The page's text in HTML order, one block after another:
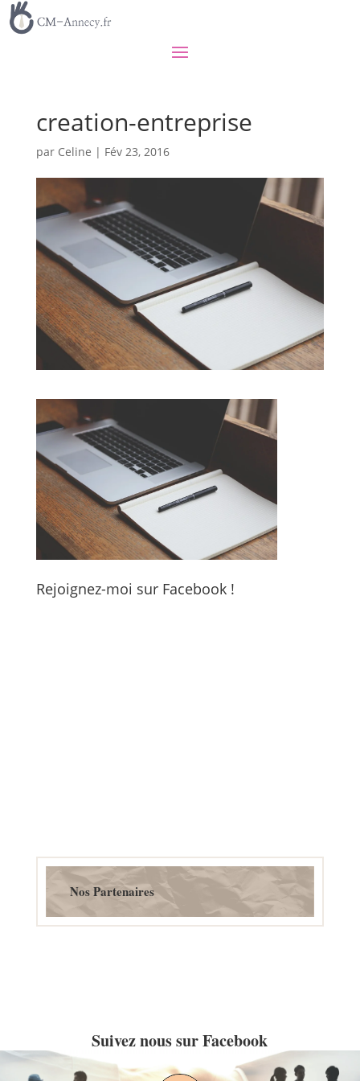
creation-entreprise
par Celine | Fév 23, 2016
Rejoignez-moi sur Facebook !
Nos Partenaires
Suivez nous sur Facebook